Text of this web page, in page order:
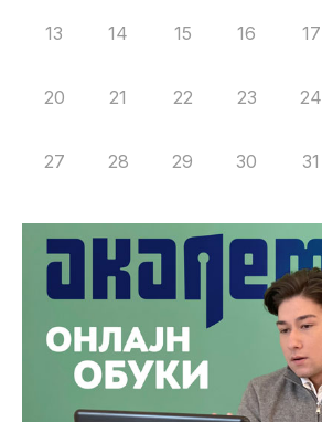
13 14 15 16 17
20 21 22 23 24
27 28 29 30 31